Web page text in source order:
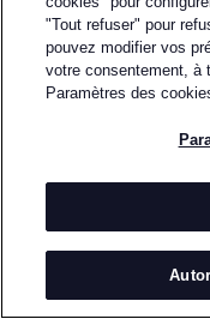
FINALISTE DU
MARIE
PAR MARIE ADAM-
Marie Adam-
porter éponyme
Leenaerdt s'inspire
"Tout refuser" pour
pouvez modifier vos
votre consentement, à
Paramètres des